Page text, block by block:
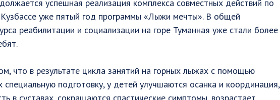
успешная реализация комплекса совместных действий по
уже пятый год программы «Лыжи мечты». В общей
реабилитации и социализации на горе Туманная уже стали более
что в результате цикла занятий на горных лыжах с помощью
подготовку, у детей улучшаются осанка и координация,